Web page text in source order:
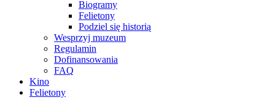
Biogramy
Felietony
Podziel się historią
Wesprzyj muzeum
Regulamin
Dofinansowania
FAQ
Kino
Felietony